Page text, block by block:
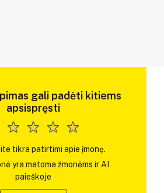
gali padėti kitiems
apsispręsti
tikra patirtimi apie įmonę.
yra matoma žmonėms ir AI
paieškoje